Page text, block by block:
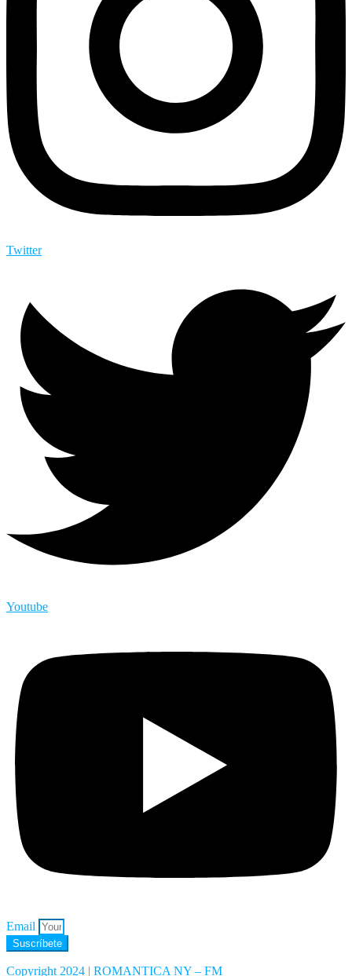
Twitter
Youtube
Email
Suscríbete
Copyright 2024 | ROMANTICA NY – FM